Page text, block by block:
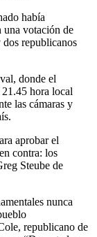
había
una votación de
republicanos
donde el
hora local
las cámaras y
aprobar el
contra: los
Steube de
nunca
republicano de